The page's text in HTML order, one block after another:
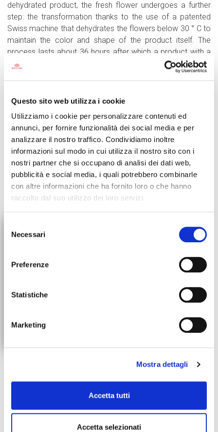
Questo sito web utilizza i cookie
Utilizziamo i cookie per personalizzare contenuti ed
annunci, per fornire funzionalità dei social media e per
analizzare il nostro traffico. Condividiamo inoltre
informazioni sul modo in cui utilizza il nostro sito con i
nostri partner che si occupano di analisi dei dati web,
pubblicità e social media, i quali potrebbero combinarle
con altre informazioni che ha fornito loro o che hanno
raccolto dal suo utilizzo dei loro servizi.
delNecessari
Preferenze
Statistiche
Marketing
Mostra dettagli
Accetta tutti
Accetta selezionati
dehydrated product, the fresh flower undergoes a further
step: the transformation thanks to the use of a patented
Swiss machine that dehydrates the flowers below 30 ° C to
maintain the color and shape of the product itself. The
process lasts about 36 hours after which a product with a
moisture residue of 2-3% is obtained.
characteristics
The dryed flowers are always available mixed, in
monovarietal violets or in petals. You can also buy them by
color if you need to use them for preparations that require a
single shade.
DO YOU HAVE SPECIAL